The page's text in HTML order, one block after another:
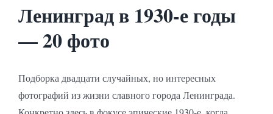
Ленинград в 1930-е годы
— 20 фото
Подборка двадцати случайных, но интересных
фотографий из жизни славного города Ленинграда.